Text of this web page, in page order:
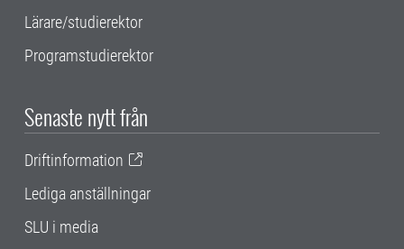
Lärare/studierektor
Programstudierektor
Senaste nytt från
Driftinformation
Lediga anställningar
SLU i media